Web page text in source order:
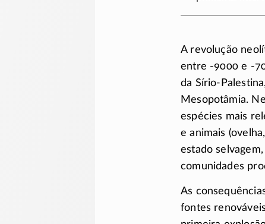
A revolução
entre -9000 e -
da Sírio-Palestina
Mesopotâmia.
espécies mais
e animais
estado
comunidades
As
fontes